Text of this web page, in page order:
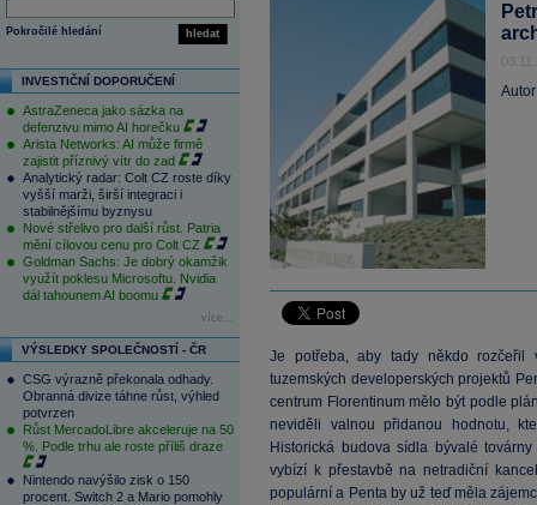
hledat
Pokročilé hledání
INVESTIČNÍ DOPORUČENÍ
AstraZeneca jako sázka na
defenzivu mimo AI horečku
Arista Networks: AI může firmě
zajistit příznivý vítr do zad
Analytický radar: Colt CZ roste díky
vyšší marži, širší integraci i
stabilnějšímu byznysu
Nové střelivo pro další růst. Patria
mění cílovou cenu pro Colt CZ
Goldman Sachs: Je dobrý okamžik
využít poklesu Microsoftu. Nvidia
dál tahounem AI boomu
více...
VÝSLEDKY SPOLEČNOSTÍ - ČR
CSG výrazně překonala odhady.
Obranná divize táhne růst, výhled
potvrzen
Růst MercadoLibre akceleruje na 50
%. Podle trhu ale roste příliš draze
Nintendo navýšilo zisk o 150
procent. Switch 2 a Mario pomohly
Je potřeba, aby tady někdo rozčeřil
tuzemských developerských projektů
centrum Florentinum mělo být podle
neviděli valnou přidanou hodnotu,
Historická budova sídla bývalé
vybízí k přestavbě na netradiční
populární a Penta by už teď měla